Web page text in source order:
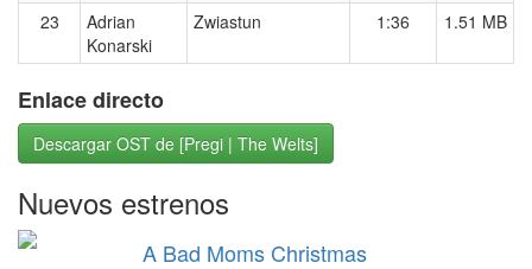
23
Adrian
Konarski
Zwiastun 1:36 1.51 MB
Enlace directo
Descargar OST de [Pregi | The Welts]
Nuevos estrenos
A Bad Moms Christmas